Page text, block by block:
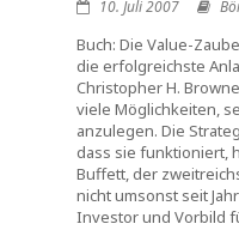
10. Juli 2007
Buch: Die Value-
die erfolgreichste
Christopher H.
viele Möglichkeiten,
anzulegen. Die
dass sie funktioniert,
Buffett, der
nicht umsonst seit
Investor und Vorbild